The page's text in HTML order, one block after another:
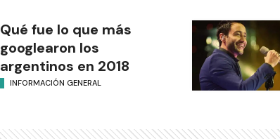
Qué fue lo que más
googlearon los
argentinos en 2018
INFORMACIÓN GENERAL